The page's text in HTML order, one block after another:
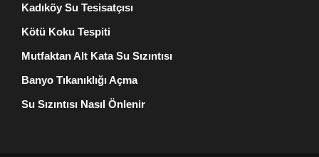
Kadıköy Su Tesisatçısı
Kötü Koku Tespiti
Mutfaktan Alt Kata Su Sızıntısı
Banyo Tıkanıklığı Açma
Su Sızıntısı Nasıl Önlenir